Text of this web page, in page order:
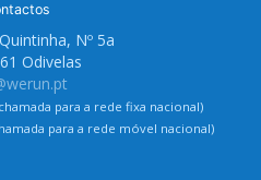
Nº 5a
Odivelas
para a rede fixa nacional)
para a rede móvel nacional)